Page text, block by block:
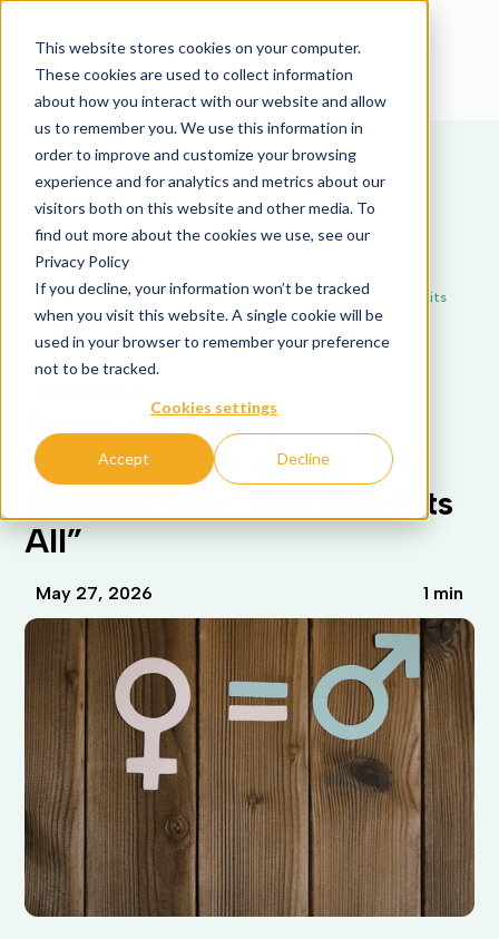
This website stores cookies on your computer.
These cookies are used to collect information
about how you interact with our website and allow
us to remember you. We use this information in
order to improve and customize your browsing
experience and for analytics and metrics about our
visitors both on this website and other media. To
find out more about the cookies we use, see our
Privacy Policy
If you decline, your information won’t be tracked
when you visit this website. A single cookie will be
used in your browser to remember your preference
not to be tracked.
Cookies settings
Accept Decline
Företagshälsa
Psykisk
hälsa
därför fungerar inte “One Size Fits
All”
Psykisk hälsa på
arbetsplatsen: därför
fungerar inte “One Size Fits
All”
May 27, 2026 1 min